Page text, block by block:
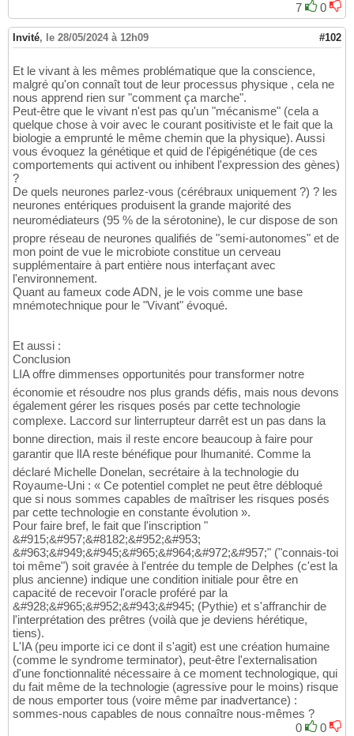
7
0
Invité, le 28/05/2024 à 12h09 #102
Et le vivant à les mêmes problématique que la conscience,
malgré qu'on connaît tout de leur processus physique , cela ne
nous apprend rien sur "comment ça marche".
Peut-être que le vivant n'est pas qu'un "mécanisme" (cela a
quelque chose à voir avec le courant positiviste et le fait que la
biologie a emprunté le même chemin que la physique). Aussi
vous évoquez la génétique et quid de l'épigénétique (de ces
comportements qui activent ou inhibent l'expression des gènes)
?
De quels neurones parlez-vous (cérébraux uniquement ?) ? les
neurones entériques produisent la grande majorité des
neuromédiateurs (95 % de la sérotonine), le cur dispose de son
propre réseau de neurones qualifiés de "semi-autonomes" et de
mon point de vue le microbiote constitue un cerveau
supplémentaire à part entière nous interfaçant avec
l'environnement.
Quant au fameux code ADN, je le vois comme une base
mnémotechnique pour le "Vivant" évoqué.
Et aussi :
Conclusion
LIA offre dimmenses opportunités pour transformer notre
économie et résoudre nos plus grands défis, mais nous devons
également gérer les risques posés par cette technologie
complexe. Laccord sur linterrupteur darrêt est un pas dans la
bonne direction, mais il reste encore beaucoup à faire pour
garantir que lIA reste bénéfique pour lhumanité. Comme la
déclaré Michelle Donelan, secrétaire à la technologie du
Royaume-Uni : « Ce potentiel complet ne peut être débloqué
que si nous sommes capables de maîtriser les risques posés
par cette technologie en constante évolution ».
Pour faire bref, le fait que l'inscription "
&#915;&#957;&#8182;&#952;&#953;
&#963;&#949;&#945;&#965;&#964;&#972;&#957;" ("connais-toi
toi même") soit gravée à l'entrée du temple de Delphes (c'est la
plus ancienne) indique une condition initiale pour être en
capacité de recevoir l'oracle proféré par la
&#928;&#965;&#952;&#943;&#945; (Pythie) et s'affranchir de
l'interprétation des prêtres (voilà que je deviens hérétique,
tiens).
L'IA (peu importe ici ce dont il s'agit) est une création humaine
(comme le syndrome terminator), peut-être l'externalisation
d'une fonctionnalité nécessaire à ce moment technologique, qui
du fait même de la technologie (agressive pour le moins) risque
de nous emporter tous (voire même par inadvertance) :
sommes-nous capables de nous connaître nous-mêmes ?
0
0